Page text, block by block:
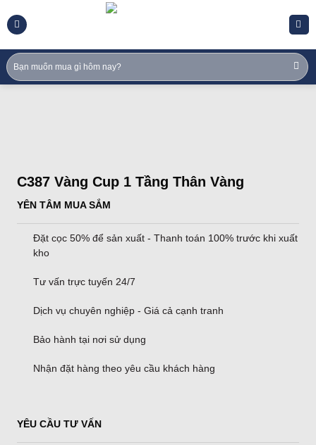
to
content
Tìm
kiếm:
C387 Vàng Cup 1 Tầng Thân Vàng
YÊN TÂM MUA SẮM
Đặt cọc 50% để sản xuất - Thanh toán 100% trước khi xuất
kho
Tư vấn trực tuyến 24/7
Dịch vụ chuyên nghiệp - Giá cả cạnh tranh
Bảo hành tại nơi sử dụng
Nhận đặt hàng theo yêu cầu khách hàng
YÊU CẦU TƯ VẤN